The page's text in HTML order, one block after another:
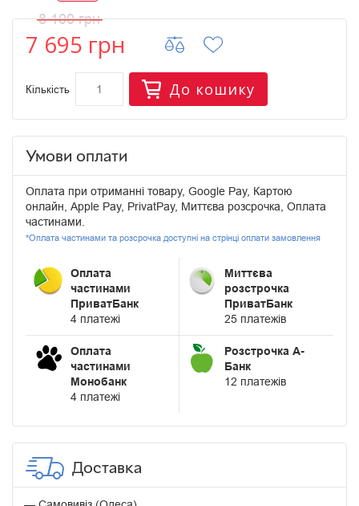
8 100 грн
7 695 грн
Кількість До кошику
Умови оплати
Оплата при отриманні товару, Google Pay, Картою
онлайн, Apple Pay, PrivatPay, Миттєва розсрочка, Оплата
частинами.
*Оплата частинами та розсрочка доступні на стрінці оплати замовлення
Оплата
частинами
ПриватБанк
4 платежі
Миттєва
розстрочка
ПриватБанк
25 платежів
Оплата
частинами
Монобанк
4 платежі
Розстрочка А-
Банк
12 платежів
Доставка